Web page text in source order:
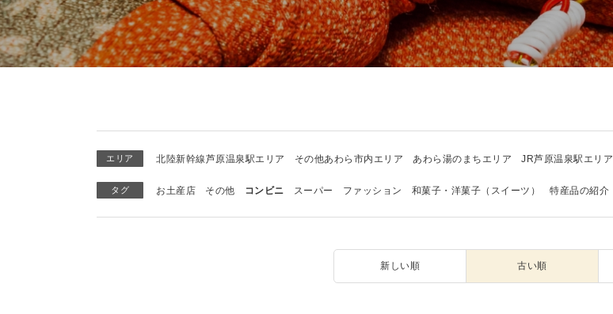
エリア 北陸新幹線芦原温泉駅エリア その他あわら市内エリア あわら湯のまちエリア JR芦原温泉駅エリア
タグ お土産店 その他 コンビニ スーパー ファッション 和菓子・洋菓子（スイーツ） 特産品の紹介
新しい順 古い順